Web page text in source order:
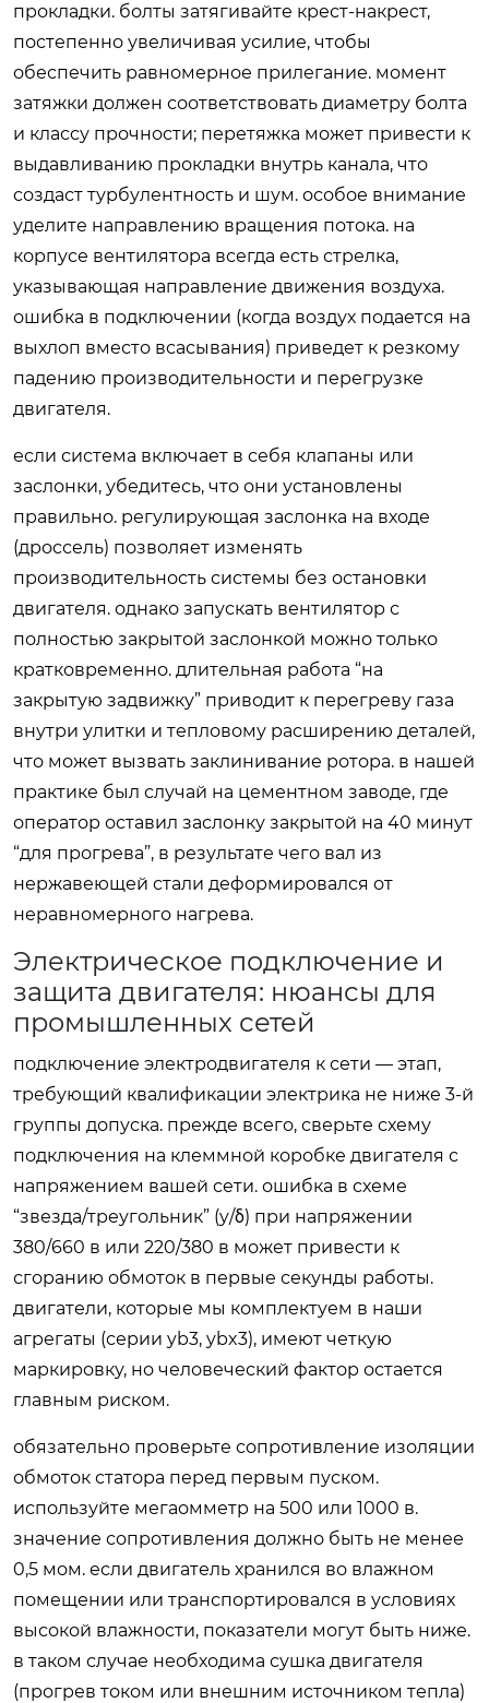
прокладки. болты затягивайте крест-накрест,
постепенно увеличивая усилие, чтобы
обеспечить равномерное прилегание. момент
затяжки должен соответствовать диаметру болта
и классу прочности; перетяжка может привести к
выдавливанию прокладки внутрь канала, что
создаст турбулентность и шум. особое внимание
уделите направлению вращения потока. на
корпусе вентилятора всегда есть стрелка,
указывающая направление движения воздуха.
ошибка в подключении (когда воздух подается на
выхлоп вместо всасывания) приведет к резкому
падению производительности и перегрузке
двигателя.
если система включает в себя клапаны или
заслонки, убедитесь, что они установлены
правильно. регулирующая заслонка на входе
(дроссель) позволяет изменять
производительность системы без остановки
двигателя. однако запускать вентилятор с
полностью закрытой заслонкой можно только
кратковременно. длительная работа “на
закрытую задвижку” приводит к перегреву газа
внутри улитки и тепловому расширению деталей,
что может вызвать заклинивание ротора. в нашей
практике был случай на цементном заводе, где
оператор оставил заслонку закрытой на 40 минут
“для прогрева”, в результате чего вал из
нержавеющей стали деформировался от
неравномерного нагрева.
Электрическое подключение и
защита двигателя: нюансы для
промышленных сетей
подключение электродвигателя к сети — этап,
требующий квалификации электрика не ниже 3-й
группы допуска. прежде всего, сверьте схему
подключения на клеммной коробке двигателя с
напряжением вашей сети. ошибка в схеме
“звезда/треугольник” (y/δ) при напряжении
380/660 в или 220/380 в может привести к
сгоранию обмоток в первые секунды работы.
двигатели, которые мы комплектуем в наши
агрегаты (серии yb3, ybx3), имеют четкую
маркировку, но человеческий фактор остается
главным риском.
обязательно проверьте сопротивление изоляции
обмоток статора перед первым пуском.
используйте мегаомметр на 500 или 1000 в.
значение сопротивления должно быть не менее
0,5 мом. если двигатель хранился во влажном
помещении или транспортировался в условиях
высокой влажности, показатели могут быть ниже.
в таком случае необходима сушка двигателя
(прогрев током или внешним источником тепла)